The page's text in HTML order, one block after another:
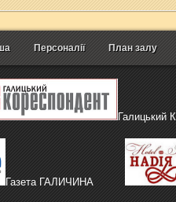
Персоналії План залу
Галицький
Газета ГАЛИЧИНА